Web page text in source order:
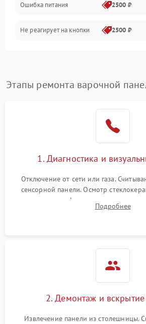
Ошибка питания 2500 ₽
Не реагирует на кнопки 2500 ₽
Этапы ремонта варочной
1. Диагностика и
Отключение от сети или газа.
сенсорной панели. Осмотр
проверка конфорок на
клиента о симптомах (не включается,
Подробнее
2. Демонтаж и вскрытие
Извлечение панели из столешницы.